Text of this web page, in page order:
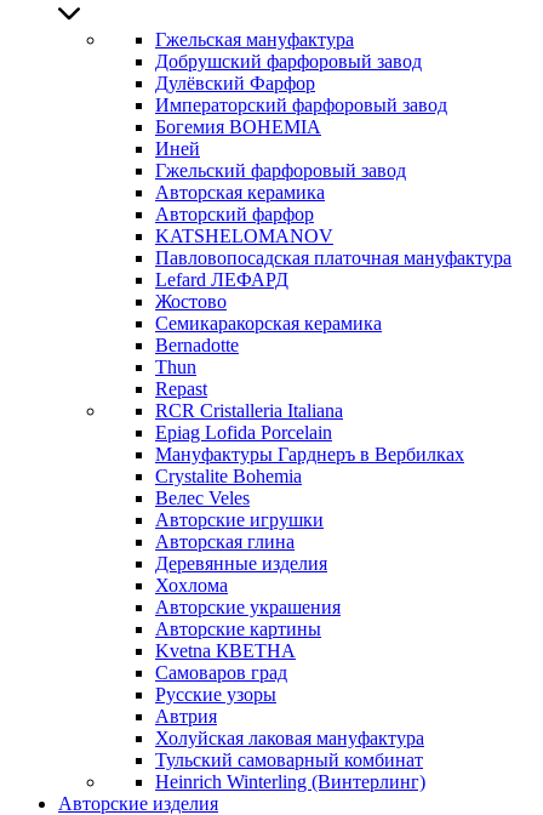
Гжельская мануфактура
Добрушский фарфоровый завод
Дулёвский Фарфор
Императорский фарфоровый завод
Богемия BOHEMIA
Иней
Гжельский фарфоровый завод
Авторская керамика
Авторский фарфор
KATSHELOMANOV
Павловопосадская платочная мануфактура
Lefard ЛЕФАРД
Жостово
Семикаракорская керамика
Bernadotte
Thun
Repast
RCR Cristalleria Italiana
Epiag Lofida Porcelain
Мануфактуры Гарднеръ в Вербилках
Crystalite Bohemia
Велес Veles
Авторские игрушки
Авторская глина
Деревянные изделия
Хохлома
Авторские украшения
Авторские картины
Kvetna КВЕТНА
Самоваров град
Русские узоры
Автрия
Холуйская лаковая мануфактура
Тульский самоварный комбинат
Heinrich Winterling (Винтерлинг)
Авторские изделия